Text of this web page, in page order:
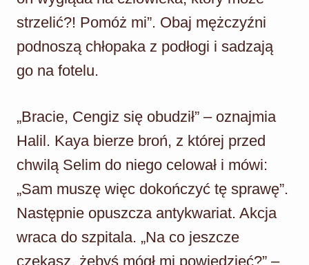
strzelić?! Pomóż mi”. Obaj mężczyźni
podnoszą chłopaka z podłogi i sadzają
go na fotelu.
„Bracie, Cengiz się obudził” – oznajmia
Halil. Kaya bierze broń, z której przed
chwilą Selim do niego celował i mówi:
„Sam muszę więc dokończyć tę sprawę”.
Następnie opuszcza antykwariat. Akcja
wraca do szpitala. „Na co jeszcze
czekasz, żebyś mógł mi powiedzieć?” –